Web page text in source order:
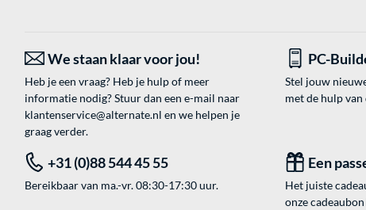
We staan klaar voor jou!
Heb je een vraag? Heb je hulp of meer
informatie nodig? Stuur dan een e-mail naar
klantenservice@alternate.nl en we helpen je
graag verder.
PC-
Stel jouw
met de hulp
+31 (0)88 544 45 55
Bereikbaar van ma.-vr. 08:30-17:30 uur.
Een
Het juiste
onze